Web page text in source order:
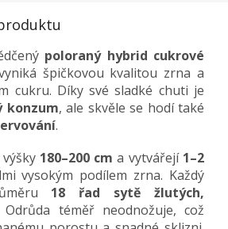
poloraný hybrid cukrové
špičkovou kvalitou zrna a
cukru. Díky své sladké chuti je
konzum, ale skvěle se hodí také
.
180–200 cm a vytvářejí 1–2
vysokým podílem zrna. Každý
18 řad sytě žlutých,
Odrůda téměř neodnožuje, což